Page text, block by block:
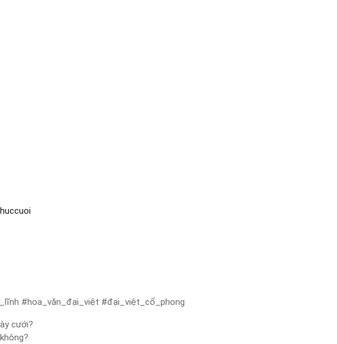
#hoa_văn_đại_việt #đại_việt_cổ_phong
cưới?